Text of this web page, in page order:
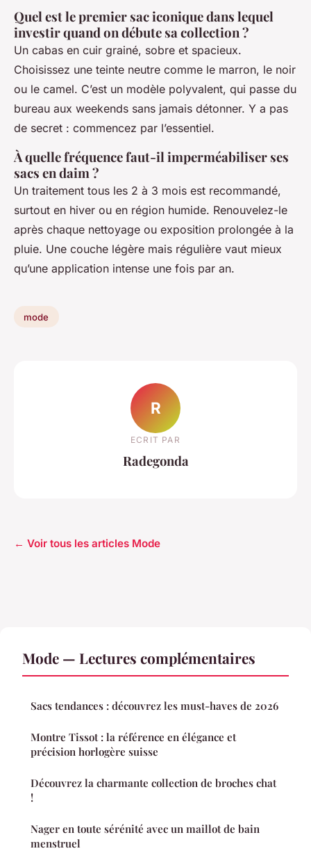
Quel est le premier sac iconique dans lequel
investir quand on débute sa collection ?
Un cabas en cuir grainé, sobre et spacieux.
Choisissez une teinte neutre comme le marron, le noir
ou le camel. C’est un modèle polyvalent, qui passe du
bureau aux weekends sans jamais détonner. Y a pas
de secret : commencez par l’essentiel.
À quelle fréquence faut-il imperméabiliser ses
sacs en daim ?
Un traitement tous les 2 à 3 mois est recommandé,
surtout en hiver ou en région humide. Renouvelez-le
après chaque nettoyage ou exposition prolongée à la
pluie. Une couche légère mais régulière vaut mieux
qu’une application intense une fois par an.
mode
R
ECRIT PAR
Radegonda
← Voir tous les articles Mode
Mode — Lectures complémentaires
Sacs tendances : découvrez les must-haves de 2026
Montre Tissot : la référence en élégance et
précision horlogère suisse
Découvrez la charmante collection de broches chat
!
Nager en toute sérénité avec un maillot de bain
menstruel